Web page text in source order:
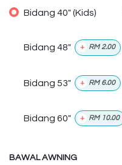
Bidang 40" (Kids)
Bidang 48" + RM2.00
Bidang 53" + RM 6.00
Bidang 60" + RM 10.00
BAWAL AWNING